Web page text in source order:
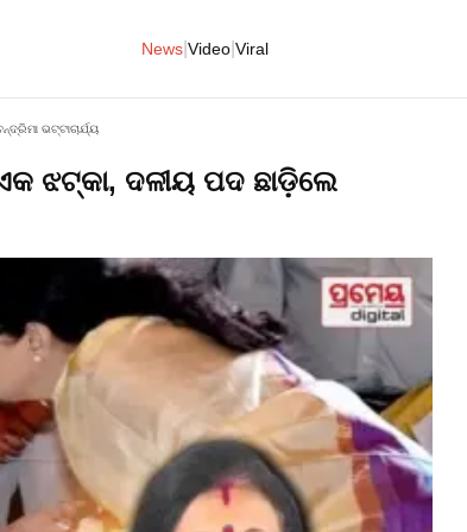
News Video Viral
ଭଟ୍ଟାଚାର୍ଯ୍ୟ
ଝଟ୍‌କା, ଦଳୀୟ ପଦ ଛାଡ଼ିଲେ